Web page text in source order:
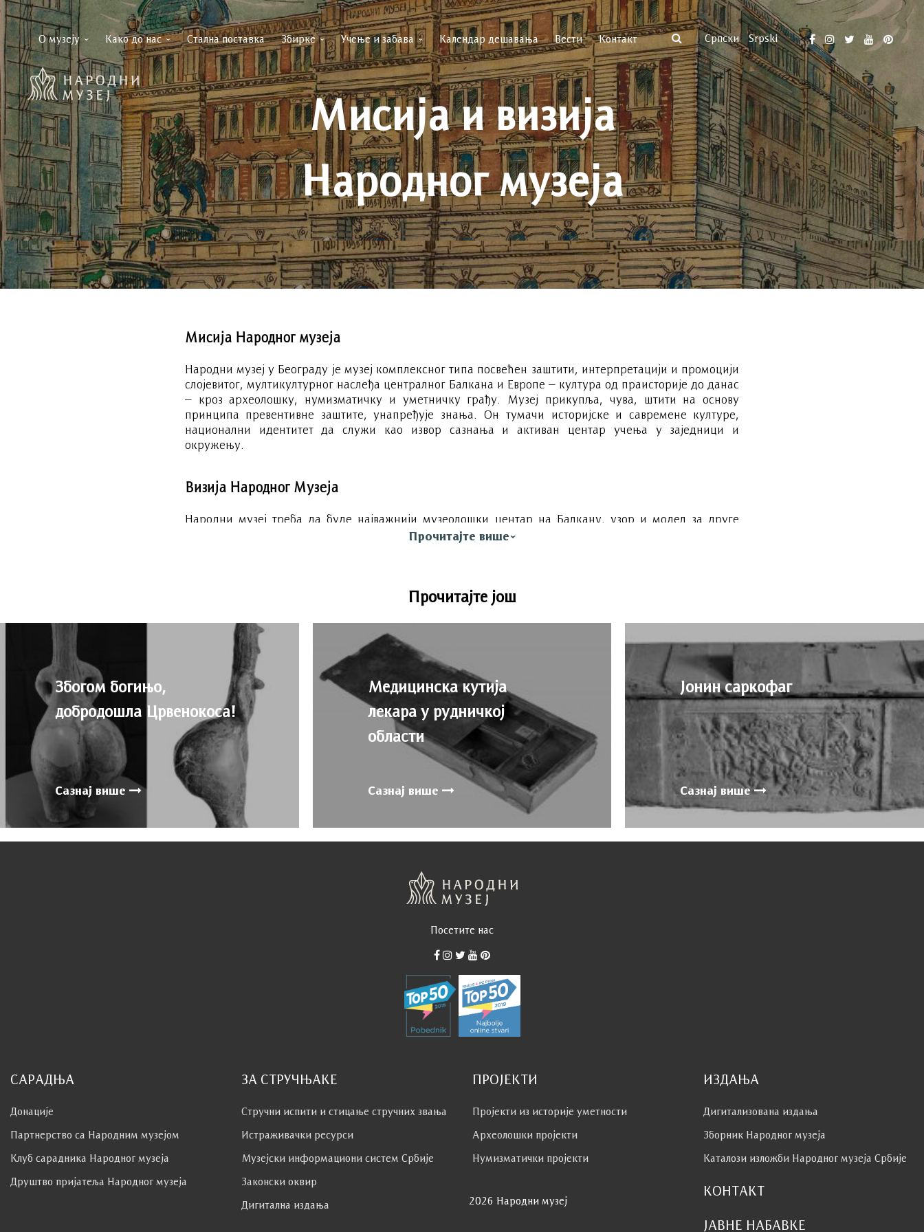
Српски Srpski
О музеју Како до нас Стална поставка Збирке Учење и забава Календар дешавања Вести Контакт
Мисија и визија
Народног музеја
Мисија Народног музеја
Народни музеј у Београду је музеј комплексног типа посвећен заштити, интерпретацији и промоцији
слојевитог, мултикултурног наслеђа централног Балкана и Европе – култура од праисторије до данас
– кроз археолошку, нумизматичку и уметничку грађу. Музеј прикупља, чува, штити на основу
принципа превентивне заштите, унапређује знања. Он тумачи историјске и савремене културе,
национални идентитет да служи као извор сазнања и активан центар учења у заједници и
окружењу.
Визија Народног Mузеја
Народни музеј треба да буде најважнији музеолошки центар на Балкану, узор и модел за друге
музеје у земљи и региону. Народни музеј треба да буде национални културни центар регионалног и
Прочитајте више
Прочитајте још
Збогом богињо,
добродошла Црвенокоса!
Сазнај више
Медицинска кутија
лекара у рудничкој
области
Сазнај више
Јонин cаркофаг
Сазнај више
Посетите нас
САРАДЊА
Донације
Партнерство са Народним музејoм
Клуб сaрaдникa Народног музеја
Друштво пријатеља Народног музеја
ЗА СТРУЧЊАКЕ
Стручни испити и стицање стручних звања
Истраживачки ресурси
Музејски информациони систем Србије
Законски оквир
Дигитална издања
ПРОЈЕКТИ
Пројекти из историје уметности
Археолошки пројекти
Нумизматички пројекти
2026 Народни музеј
ИЗДАЊА
Дигитализована издања
Зборник Народног музеја
Каталози изложби Народног музеја Србије
КОНТАКТ
ЈАВНЕ НАБАВКЕ